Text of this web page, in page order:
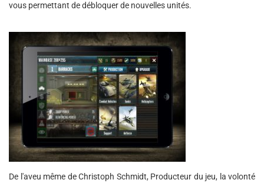
vous permettant de débloquer de nouvelles unités.
De l'aveu même de Christoph Schmidt, Producteur du jeu, la volonté